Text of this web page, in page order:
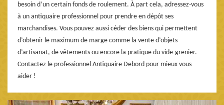
besoin d’un certain fonds de roulement. À part cela, adressez-vous
à un antiquaire professionnel pour prendre en dépôt ses
marchandises. Vous pouvez aussi céder des biens qui permettent
d’obtenir le maximum de marge comme la vente d’objets
d’artisanat, de vêtements ou encore la pratique du vide-grenier.
Contactez le professionnel Antiquaire Debord pour mieux vous
aider !